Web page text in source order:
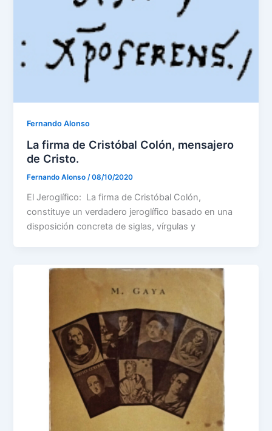
Fernando Alonso
La firma de Cristóbal Colón, mensajero
de Cristo.
Fernando Alonso/08/10/2020
El Jeroglífico: La firma de Cristóbal Colón,
constituye un verdadero jeroglífico basado en una
disposición concreta de siglas, vírgulas y